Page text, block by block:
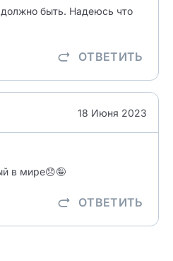
должно быть. Надеюсь что
ОТВЕТИТЬ
18 Июня 2023
в мире😞🤪
ОТВЕТИТЬ
участок?
ОТЗЫВ
отзыва
пункта